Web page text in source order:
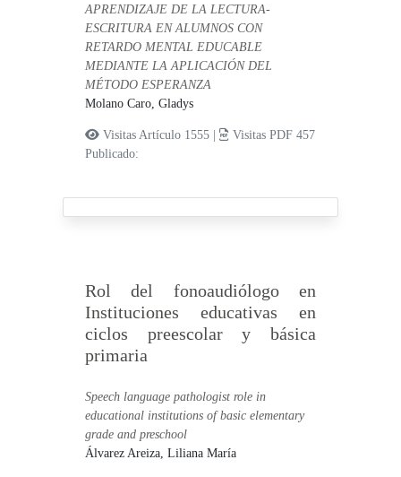
APRENDIZAJE DE LA LECTURA-
ESCRITURA EN ALUMNOS CON
RETARDO MENTAL EDUCABLE
MEDIANTE LA APLICACIÓN DEL
MÉTODO ESPERANZA
Molano Caro, Gladys
Visitas Artículo 1555 |
Visitas PDF 457
Publicado:
Rol del fonoaudiólogo en
Instituciones educativas en
ciclos preescolar y básica
primaria
Speech language pathologist role in
educational institutions of basic elementary
grade and preschool
Álvarez Areiza, Liliana María